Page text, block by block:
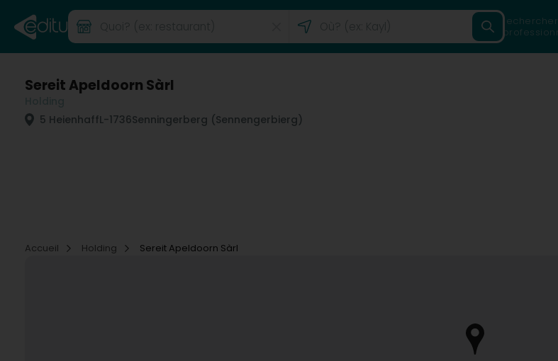
Sereit Apeldoorn Sàrl
5 HeienhaffL-1736Senningerberg (Sennengerbierg)
Accueil
Holding Sereit Apeldoorn Sàrl